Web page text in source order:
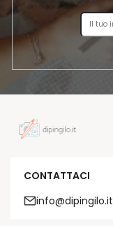
CONTATTACI
info@dipingilo.it